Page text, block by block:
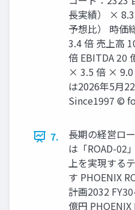
長実績） ×
予想比） 時価
3.4 倍 売上高
倍 EBITDA 20
× 3.5 倍 ×
は2026年5月
Since1997 ©
7.
長期の経営ロ
は「ROAD-02
上を実現する
す PHOENIX
計画2032
億円